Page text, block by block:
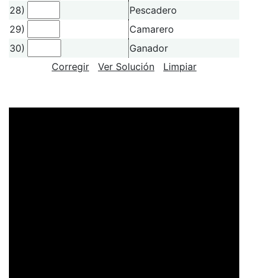
28)
Pescadero
29)
Camarero
30)
Ganador
Corregir
Ver Solución Limpiar